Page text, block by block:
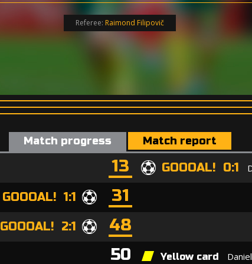
Referee: Raimond Filipovič
Match progress Match report
13 GOOOAL! 0:1
GOOOAL! 1:1 31
GOOOAL! 2:1
48
50
Yellow card